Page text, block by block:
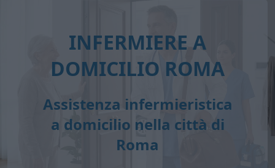
INFERMIERE A
DOMICILIO ROMA
Assistenza infermieristica
a domicilio nella città di
Roma